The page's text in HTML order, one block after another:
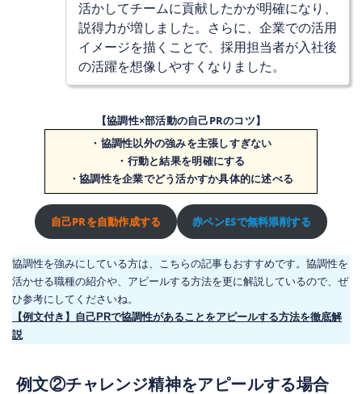
活かしてチームに貢献したかが明確になり、
説得力が増しました。さらに、企業での活用
イメージを描くことで、採用担当者が入社後
の活躍を想像しやすくなりました。
【協調性×部活動の自己PRのコツ】
・協調性以外の強みを主張しすぎない
・行動と結果を明確にする
・協調性を企業でどう活かすか具体的に述べる
自己PRを自動作成する 赤ペンESで無料添削する
協調性を強みにしている方は、こちらの記事もおすすめです。協調性を
活かせる職種の紹介や、アピールする方法を更に解説しているので、ぜ
ひ参考にしてくださいね。
【例文付き】自己PRで協調性があることをアピールする方法を徹底解
説
例文②チャレンジ精神をアピールする場合